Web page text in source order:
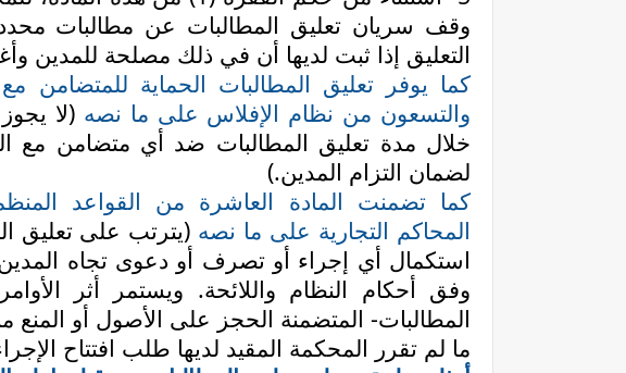
وقف سريان تعليق المطالبات عن مطالبات
التعليق إذا ثبت لديها أن في ذلك مصلحة للمدين
كما يوفر تعليق المطالبات الحماية للمتضامن
والتسعون من نظام الإفلاس على ما نصه (لا
خلال مدة تعليق المطالبات ضد أي متضامن مع
لضمان التزام المدين.)
كما تضمنت المادة العاشرة من القواعد
المحاكم التجارية على ما نصه (يترتب على تعليق
استكمال أي إجراء أو تصرف أو دعوى تجاه
وفق أحكام النظام واللائحة. ويستمر أثر
المطالبات- المتضمنة الحجز على الأصول أو المنع
ما لم تقرر المحكمة المقيد لديها طلب افتتاح